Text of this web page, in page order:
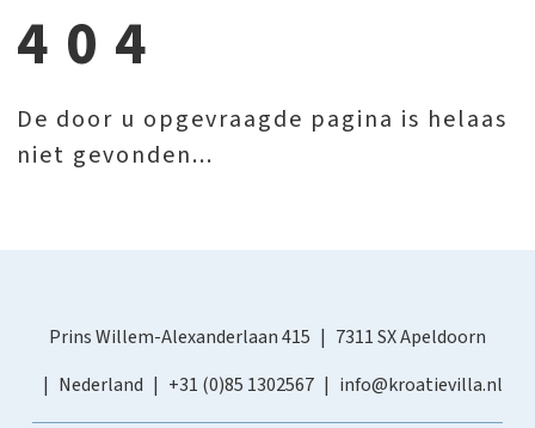
404
De door u opgevraagde pagina is helaas
niet gevonden...
Prins Willem-Alexanderlaan 415
7311 SX Apeldoorn
Nederland
+31 (0)85 1302567 info@kroatievilla.nl